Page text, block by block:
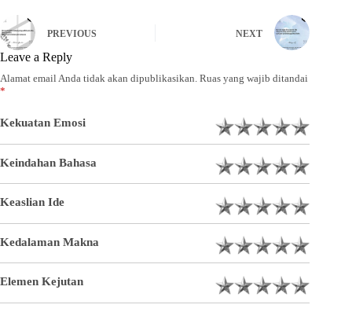
PREVIOUS NEXT
Leave a Reply
Alamat email Anda tidak akan dipublikasikan. Ruas yang wajib ditandai
*
Kekuatan Emosi
Keindahan Bahasa
Keaslian Ide
Kedalaman Makna
Elemen Kejutan